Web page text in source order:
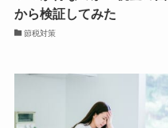
から検証してみた
節税対策